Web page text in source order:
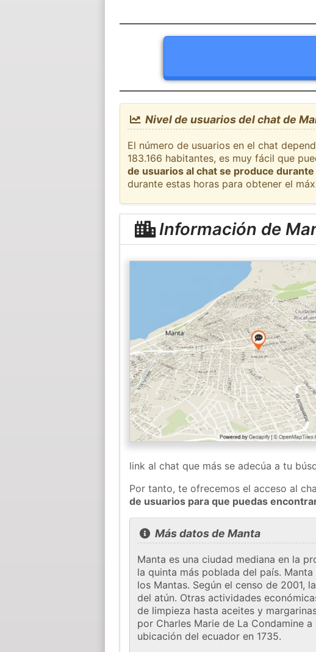
Nivel de usuarios del chat de
El número de usuarios en el chat
183.166 habitantes, es muy fácil que
de usuarios al chat se produce
durante estas horas para obtener el
Información de
link al chat que más se adecúa a tu
Por tanto, te ofrecemos el acceso al
de usuarios para que puedas
Más datos de Manta
Manta es una ciudad mediana en la
la quinta más poblada del país.
los Mantas. Según el censo de 2001,
del atún. Otras actividades
de limpieza hasta aceites y
por Charles Marie de La Condamine
ubicación del ecuador en 1735.